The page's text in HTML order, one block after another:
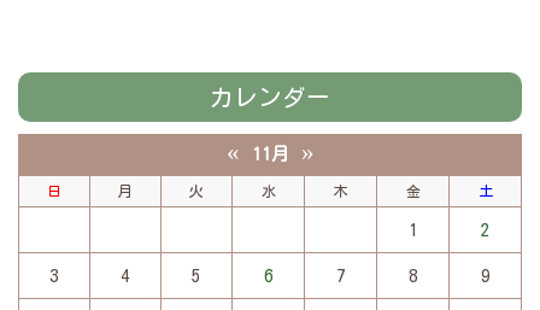
カレンダー
« 11月 »
日 月 火 水 木 金 土
1 2
3 4 5 6 7 8 9